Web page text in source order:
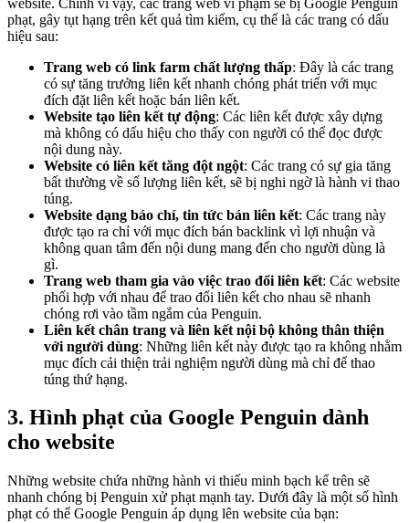
phạt, gây tụt hạng trên kết quả tìm kiếm, cụ thể là các trang có dấu
hiệu sau:
Trang web có link farm chất lượng thấp: Đây là các trang
có sự tăng trưởng liên kết nhanh chóng phát triển với mục
đích đặt liên kết hoặc bán liên kết.
Website tạo liên kết tự động: Các liên kết được xây dựng
mà không có dấu hiệu cho thấy con người có thể đọc được
nội dung này.
Website có liên kết tăng đột ngột: Các trang có sự gia tăng
bất thường về số lượng liên kết, sẽ bị nghi ngờ là hành vi thao
túng.
Website dạng báo chí, tin tức bán liên kết: Các trang này
được tạo ra chỉ với mục đích bán backlink vì lợi nhuận và
không quan tâm đến nội dung mang đến cho người dùng là
gì.
Trang web tham gia vào việc trao đổi liên kết: Các website
phối hợp với nhau để trao đổi liên kết cho nhau sẽ nhanh
chóng rơi vào tầm ngắm của Penguin.
Liên kết chân trang và liên kết nội bộ không thân thiện
với người dùng: Những liên kết này được tạo ra không nhằm
mục đích cải thiện trải nghiệm người dùng mà chỉ để thao
túng thứ hạng.
3. Hình phạt của Google Penguin dành
cho website
Những website chứa những hành vi thiếu minh bạch kể trên sẽ
nhanh chóng bị Penguin xử phạt mạnh tay. Dưới đây là một số hình
phạt có thể Google Penguin áp dụng lên website của bạn: